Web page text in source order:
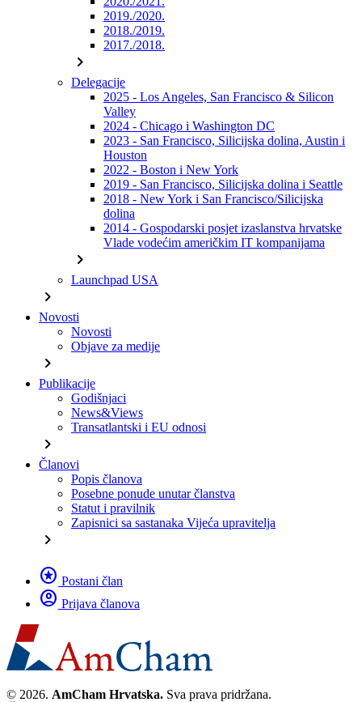
2019./2020.
2018./2019.
2017./2018.
chevron_right
Delegacije
2025 - Los Angeles, San Francisco & Silicon
Valley
2024 - Chicago i Washington DC
2023 - San Francisco, Silicijska dolina, Austin i
Houston
2022 - Boston i New York
2019 - San Francisco, Silicijska dolina i Seattle
2018 - New York i San Francisco/Silicijska
dolina
2014 - Gospodarski posjet izaslanstva hrvatske
Vlade vodećim američkim IT kompanijama
chevron_right
Launchpad USA
chevron_right
Novosti
Novosti
Objave za medije
chevron_right
Publikacije
Godišnjaci
News&Views
Transatlantski i EU odnosi
chevron_right
Članovi
Popis članova
Posebne ponude unutar članstva
Statut i pravilnik
Zapisnici sa sastanaka Vijeća upravitelja
chevron_right
stars Postani član
account_circle Prijava članova
© 2026. AmCham Hrvatska. Sva prava pridržana.